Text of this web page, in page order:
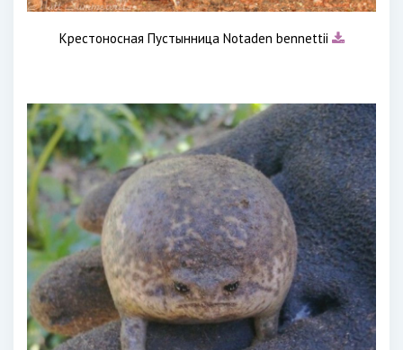
Крестоносная Пустынница Notaden bennettii